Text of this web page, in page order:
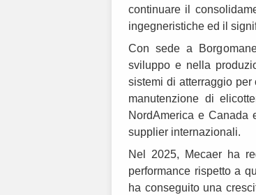
continuare il
ingegneristiche ed il
Con sede a
sviluppo e nella
sistemi di atterraggio
manutenzione di
NordAmerica e Canada
supplier internazionali.
Nel 2025, Mecaer ha
performance rispetto a
ha conseguito una